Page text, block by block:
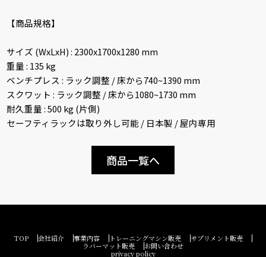
【商品規格】
サイズ (WxLxH) : 2300x1700x1280 mm
重量 : 135 kg
ベンチプレス : ラック調整 / 床から740~1390 mm
スクワット : ラック調整 / 床から1080~1730 mm
耐久重量 : 500 kg (片側)
セーフティラックは取り外し可能 / 日本製 / 屋内専用
商品一覧へ
TOP 会社紹介 事業内容 トレーニングマシン販売
サプリメント販売
ラバーマット販売
お問い合わせ
privacy policy